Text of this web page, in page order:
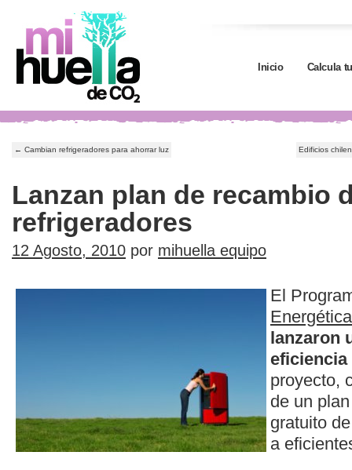
Inicio Calcula
← Cambian refrigeradores para ahorrar luz Edificios
Lanzan plan de recambio
refrigeradores
12 Agosto, 2010 por mihuella equipo
El
Energética
lanzaron
eficiencia
proyecto,
de un
gratuito
a